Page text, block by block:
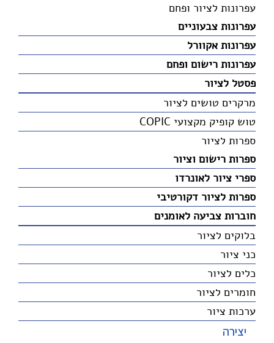
עפרונות לציור ופחם
עפרונות צבעוניים
עפרונות אקוורל
עפרונות רישום ופחם
פסטל לציור
מרקרים טושים לציור
טוש קופיק מקצועי COPIC
ספרות לציור
ספרות רישום וציור
ספרי ציור לאונרדו
ספרות לציור דקורטיבי
חוברות צביעה לאומנים
בלוקים לציור
כני ציור
כלים לציור
חומרים לציור
ערכות ציור
יצירה